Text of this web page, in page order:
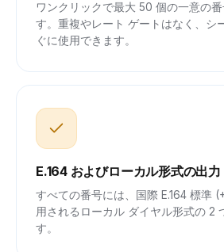
ワンクリックで最大 50 個の一意の
す。重複やレート ゲートはなく、シ
ぐに使用できます。
E.164 およびローカル形式の出力
すべての番号には、国際 E.164 標準
用されるローカル ダイヤル形式の 2
す。